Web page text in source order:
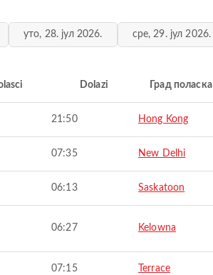
уто, 28. јул 2026. сре, 29. јул 2026.
Dolazi Град поласка
21:50 Hong Kong
07:35 New Delhi
06:13 Saskatoon
06:27 Kelowna
07:15 Terrace